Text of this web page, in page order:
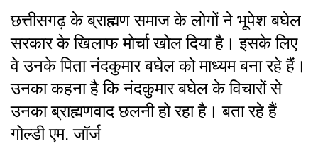
छत्तीसगढ़ के ब्राह्मण समाज के लोगों ने भूपेश बघेल
सरकार के खिलाफ मोर्चा खोल दिया है। इसके लिए
वे उनके पिता नंदकुमार बघेल को माध्यम बना रहे हैं।
उनका कहना है कि नंदकुमार बघेल के विचारों से
उनका ब्राह्मणवाद छलनी हो रहा है। बता रहे हैं
गोल्डी एम. जॉर्ज